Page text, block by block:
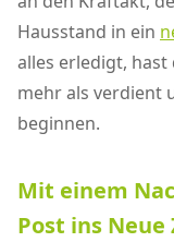
Hausstand in ein
alles erledigt,
mehr als verdient
beginnen.
Mit einem
Post ins Neue